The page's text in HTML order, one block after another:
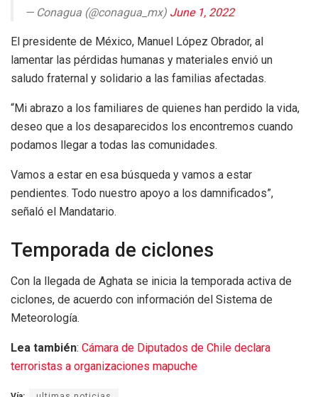
— Conagua (@conagua_mx) June 1, 2022
El presidente de México, Manuel López Obrador, al
lamentar las pérdidas humanas y materiales envió un
saludo fraternal y solidario a las familias afectadas.
“Mi abrazo a los familiares de quienes han perdido la vida,
deseo que a los desaparecidos los encontremos cuando
podamos llegar a todas las comunidades.
Vamos a estar en esa búsqueda y vamos a estar
pendientes. Todo nuestro apoyo a los damnificados”,
señaló el Mandatario.
Temporada de ciclones
Con la llegada de Aghata se inicia la temporada activa de
ciclones, de acuerdo con información del Sistema de
Meteorología.
Lea también: Cámara de Diputados de Chile declara
terroristas a organizaciones mapuche